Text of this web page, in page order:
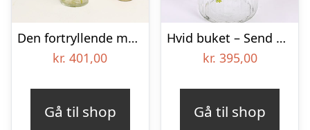
Den fortryllende med Na.Ti.Vo Rosé
kr. 401,00
Gå til shop
Hvid buket – Send blomster med Bloomit
kr. 395,00
Gå til shop